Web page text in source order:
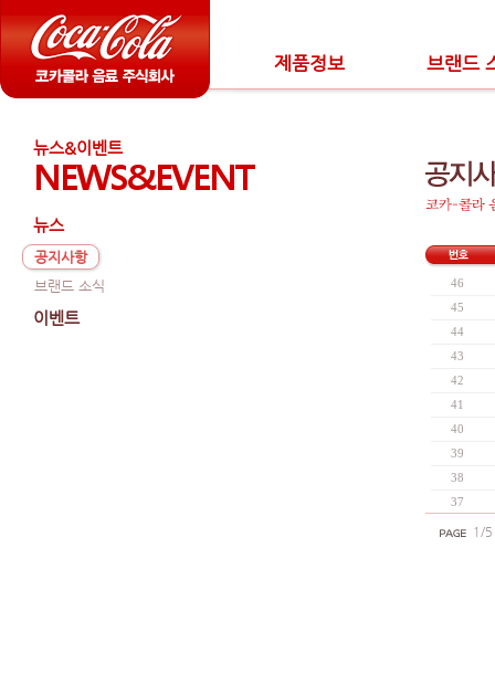
제품정보 브랜드
뉴스&이벤트
NEWS&EVENT
뉴스
공지사항
브랜드 소식
이벤트
46
45
44
43
42
41
40
39
38
37
1/5